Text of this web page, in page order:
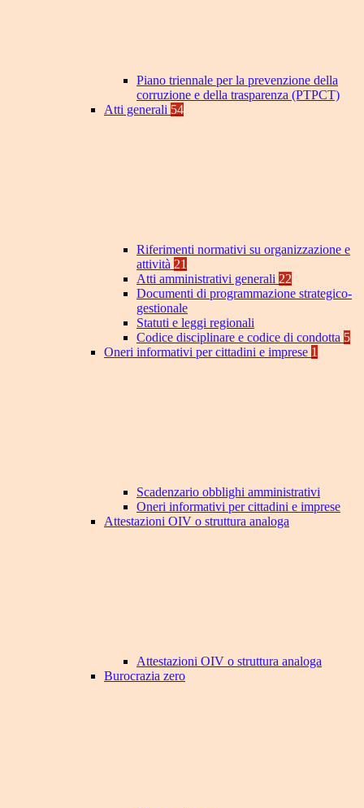
Piano triennale per la prevenzione della
corruzione e della trasparenza (PTPCT)
Atti generali 54
Riferimenti normativi su organizzazione e
attività 21
Atti amministrativi generali 22
Documenti di programmazione strategico-
gestionale
Statuti e leggi regionali
Codice disciplinare e codice di condotta 5
Oneri informativi per cittadini e imprese 1
Scadenzario obblighi amministrativi
Oneri informativi per cittadini e imprese
Attestazioni OIV o struttura analoga
Attestazioni OIV o struttura analoga
Burocrazia zero